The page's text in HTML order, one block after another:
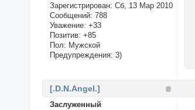
Зарегистрирован: Сб, 13 Мар 2010
Сообщений: 788
Уважение: +33
Позитив: +85
Пол: Мужской
Предупреждения: 3)
[.D.N.Angel.]
Заслуженный